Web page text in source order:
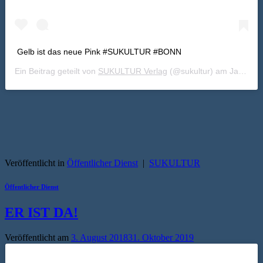
Gelb ist das neue Pink #SUKULTUR #BONN
Ein Beitrag geteilt von SUKULTUR Verlag (@sukultur) am Jan 15, 2019 um 4:13 PST
Veröffentlicht in Öffentlicher Dienst | SUKULTUR
Öffentlicher Dienst
ER IST DA!
Veröffentlicht am 3. August 201831. Oktober 2019